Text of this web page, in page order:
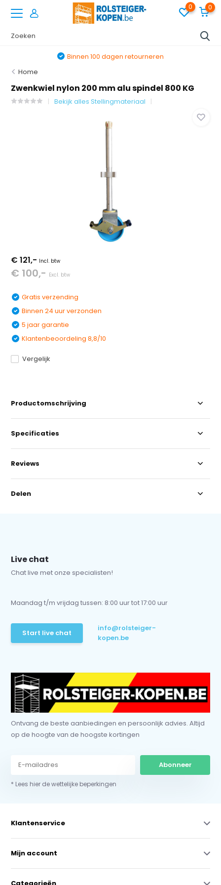
0 0
Binnen 100 dagen retourneren
Home
Zwenkwiel nylon 200 mm alu spindel 800 KG
Bekijk alles Stellingmateriaal
€ 121,- Incl. btw
€ 100,- Excl. btw
Gratis verzending
Binnen 24 uur verzonden
5 jaar garantie
Klantenbeoordeling 8,8/10
Vergelijk
Productomschrijving
Specificaties
Reviews
Delen
Live chat
Chat live met onze specialisten!
Maandag t/m vrijdag tussen: 8:00 uur tot 17:00 uur
Start live chat
info@rolsteiger-
kopen.be
Ontvang de beste aanbiedingen en persoonlijk advies. Altijd
op de hoogte van de hoogste kortingen
Abonneer
* Lees hier de wettelijke beperkingen
Klantenservice
Mijn account